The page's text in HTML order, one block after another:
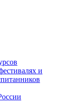
и